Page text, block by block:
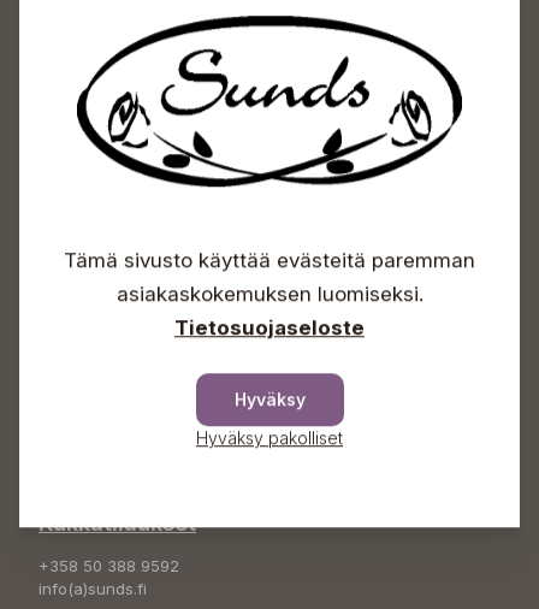
Sundin Puutarhakeskus
Avoinna
Info & vaihde
+358 50 388 9592
Kukkatilaukset
+358 50 388 9592
info(a)sunds.fi
Tämä sivusto käyttää evästeitä paremman
asiakaskokemuksen luomiseksi.
Tietosuojaseloste
Hyväksy
Hyväksy pakolliset